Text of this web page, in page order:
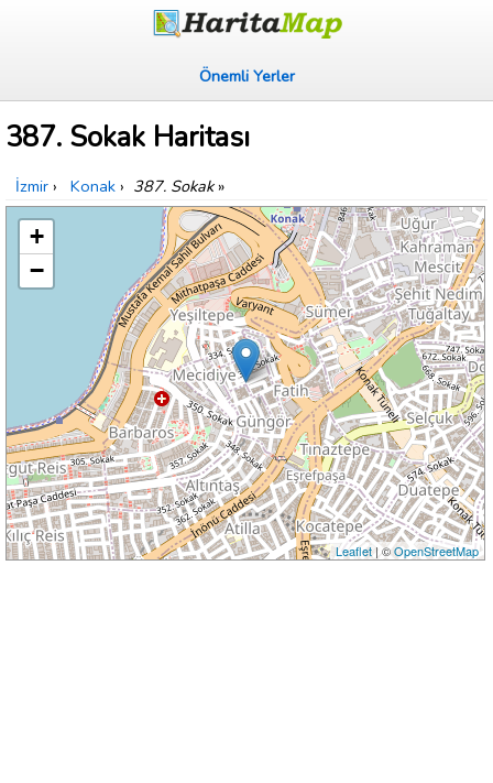
Önemli Yerler
387. Sokak Haritası
İzmir › Konak › 387. Sokak»
+
−
Leaflet| ©OpenStreetMap